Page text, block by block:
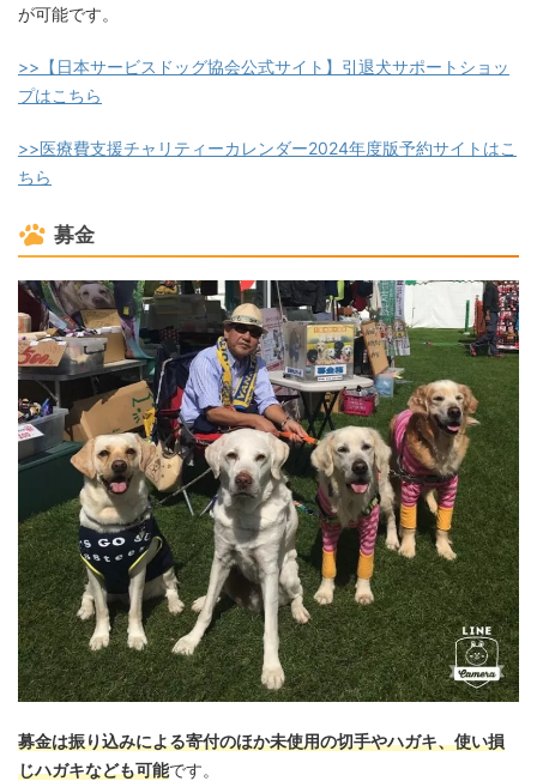
が可能です。
>>【日本サービスドッグ協会公式サイト】引退犬サポートショッ
プはこちら
>>医療費支援チャリティーカレンダー2024年度版予約サイトはこ
ちら
募金
募金は振り込みによる寄付のほか未使用の切手やハガキ、使い損
じハガキなども可能です。